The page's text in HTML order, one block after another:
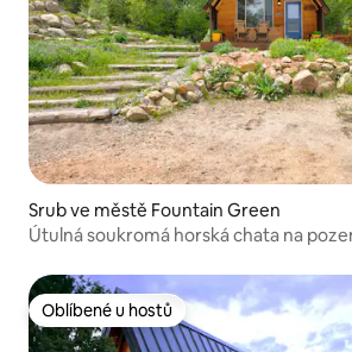
Srub ve městě Fountain Green
Útulná soukromá horská chata na
Oblíbené u hostů
Oblíbené u hostů